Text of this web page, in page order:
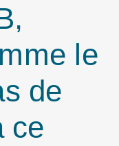
le
de
ce